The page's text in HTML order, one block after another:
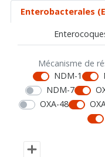
Enterobacterales
Mécanisme de
NDM-1
NDM-7
OXA-48